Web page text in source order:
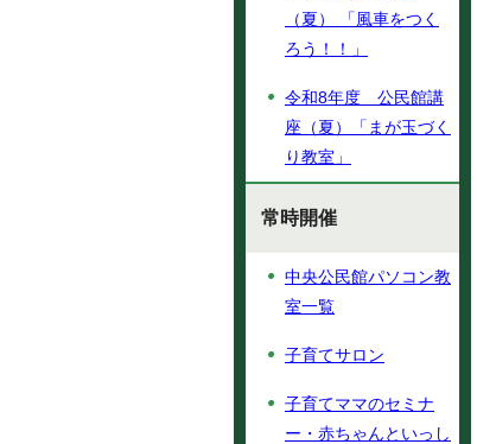
（夏） 「風車をつく
ろう！！」
令和8年度 公民館講
座（夏）「まが玉づく
り教室」
常時開催
中央公民館パソコン教
室一覧
子育てサロン
子育てママのセミナ
ー・赤ちゃんといっし